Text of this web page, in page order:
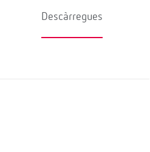
Descàrregues